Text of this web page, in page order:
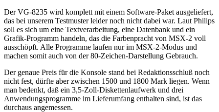
Der VG-8235 wird komplett mit einem Software-Paket ausgeliefert,
das bei unserem Testmuster leider noch nicht dabei war. Laut Philips
soll es sich um eine Textverarbeitung, eine Datenbank und ein
Grafik-Programm handeln, das die Farbenpracht von MSX-2 voll
ausschöpft. Alle Programme laufen nur im MSX-2-Modus und
machen somit auch von der 80-Zeichen-Darstellung Gebrauch.
Der genaue Preis für die Konsole stand bei Redaktionsschluß noch
nicht fest, dürfte aber zwischen 1500 und 1800 Mark liegen. Wenn
man bedenkt, daß ein 3,5-Zoll-Diskettenlaufwerk und drei
Anwendungsprogramme im Lieferumfang enthalten sind, ist das
durchaus angemessen.